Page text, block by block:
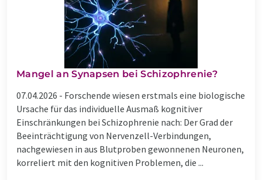
Mangel an Synapsen bei Schizophrenie?
07.04.2026 - Forschende wiesen erstmals eine biologische
Ursache für das individuelle Ausmaß kognitiver
Einschränkungen bei Schizophrenie nach: Der Grad der
Beeinträchtigung von Nervenzell-Verbindungen,
nachgewiesen in aus Blutproben gewonnenen Neuronen,
korreliert mit den kognitiven Problemen, die ...